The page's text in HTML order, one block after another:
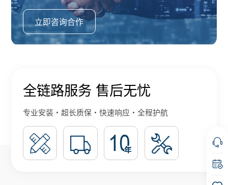
立即咨询合作
全链路服务 售后无忧
专业安装・超长质保・快速响应・全程护航